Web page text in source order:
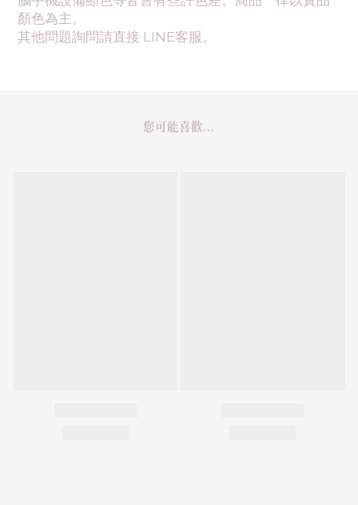
顏色為主。
其他問題詢問請直接 LINE客服。
您可能喜歡...